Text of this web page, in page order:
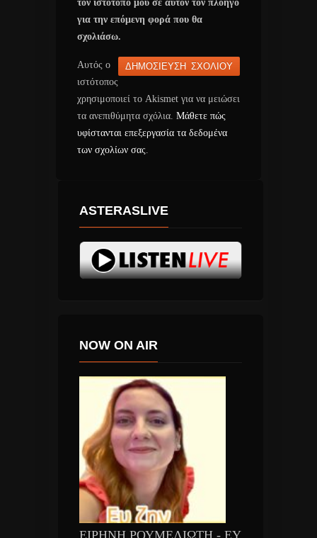
τον ιστότοπο μου σε αυτόν τον πλοηγό
για την επόμενη φορά που θα
σχολιάσω.
Αυτός ο
ιστότοπος
χρησιμοποιεί το Akismet για να μειώσει
τα ανεπιθύμητα σχόλια. Μάθετε πώς
υφίστανται επεξεργασία τα δεδομένα
των σχολίων σας
ASTERASLIVE
NOW ON AIR